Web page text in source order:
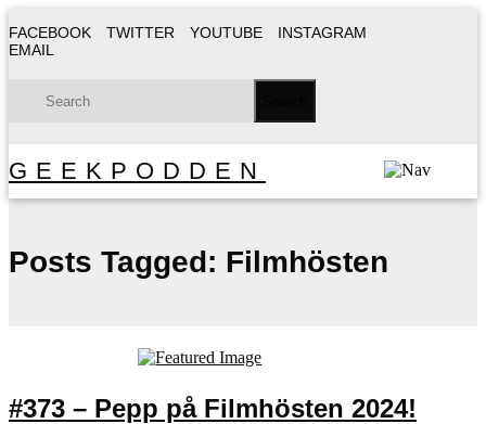
FACEBOOK TWITTER YOUTUBE
INSTAGRAM
EMAIL
GEEKPODDEN
Posts Tagged: Filmhösten
#373 – Pepp på Filmhösten 2024!